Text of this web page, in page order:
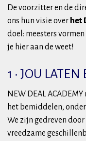
De voorzitter en de
ons hun visie over het
doel: meesters
je hier aan de weet!
1 • JOU LATEN
NEW DEAL
het bemiddelen,
We zijn gedreven
vreedzame